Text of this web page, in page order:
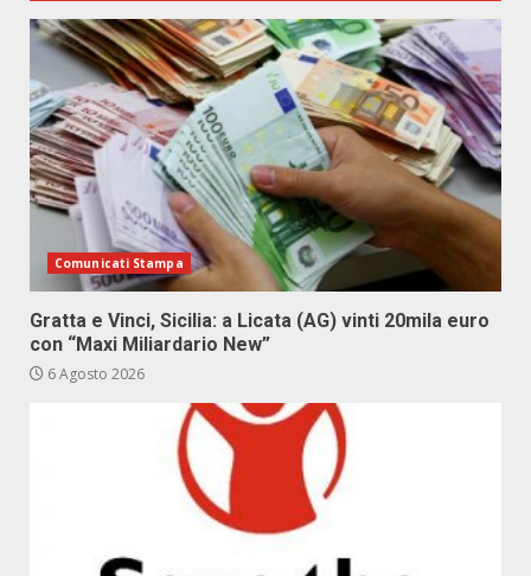
Comunicati Stampa
Gratta e Vinci, Sicilia: a Licata (AG) vinti 20mila euro
con “Maxi Miliardario New”
6 Agosto 2026